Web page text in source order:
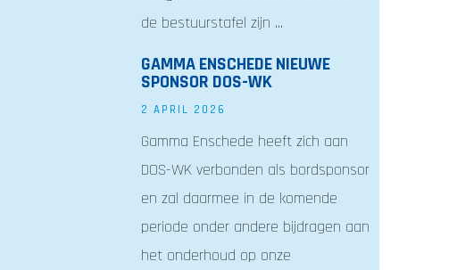
de bestuurstafel zijn ...
GAMMA ENSCHEDE NIEUWE
SPONSOR DOS-WK
2 APRIL 2026
Gamma Enschede heeft zich aan
DOS-WK verbonden als bordsponsor
en zal daarmee in de komende
periode onder andere bijdragen aan
het onderhoud op onze